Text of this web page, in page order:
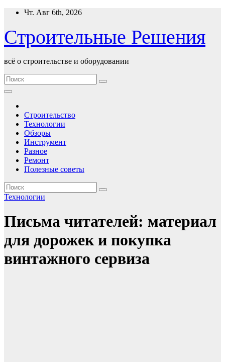
Перейти
содержимому
Чт. Авг 6th, 2026
Строительные Решения
всё о строительстве и оборудовании
Строительство
Технологии
Обзоры
Инструмент
Разное
Ремонт
Полезные советы
Технологии
Письма читателей: материал
для дорожек и покупка
винтажного сервиза